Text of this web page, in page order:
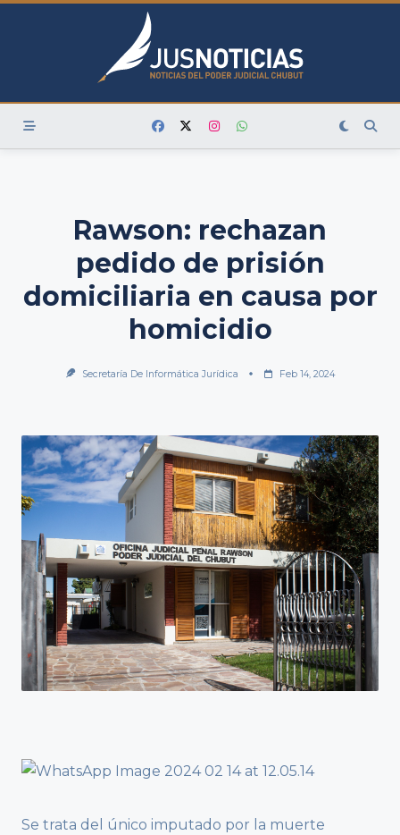
Skip
Rawson: rechazan
pedido de prisión
domiciliaria en causa por
homicidio
Secretaría De Informática Jurídica Feb 14, 2024
Se trata del único imputado por la muerte